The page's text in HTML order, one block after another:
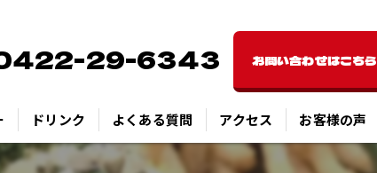
29-6343 お問い合わせはこちら
ドリンク よくある質問 アクセス お客様の声